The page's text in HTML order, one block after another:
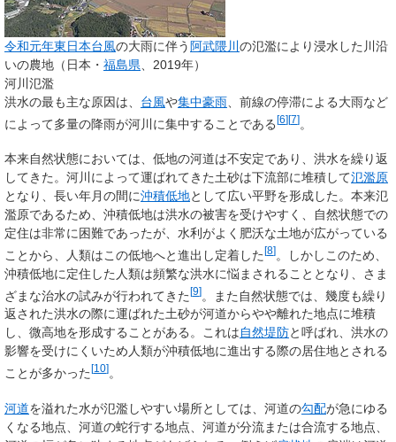
令和元年東日本台風の大雨に伴う 阿武隈川 の氾濫により浸水した川沿
いの農地（日本・ 福島県 、2019年）
河川氾濫
洪水の最も主な原因は、 台風や集中豪雨 、前線の停滞による大雨など
によって多量の降雨が河川に集中することである[6][7]。
本来自然状態においては、低地の河道は不安定であり、洪水を繰り返
してきた。河川によって運ばれてきた土砂は下流部に堆積して氾濫原
となり、長い年月の間に沖積低地として広い平野を形成した。本来氾
濫原であるため、沖積低地は洪水の被害を受けやすく、自然状態での
定住は非常に困難であったが、水利がよく肥沃な土地が広がっている
ことから、人類はこの低地へと進出し定着した[8]。しかしこのため、
沖積低地に定住した人類は頻繁な洪水に悩まされることとなり、さま
ざまな治水の試みが行われてきた[9]。また自然状態では、幾度も繰り
返された洪水の際に運ばれた土砂が河道からやや離れた地点に堆積
し、微高地を形成することがある。これは自然堤防と呼ばれ、洪水の
影響を受けにくいため人類が沖積低地に進出する際の居住地とされる
ことが多かった [10] 。
河道を溢れた水が氾濫しやすい場所としては、河道の勾配が急にゆる
くなる地点、河道の蛇行する地点、河道が分流または合流する地点、